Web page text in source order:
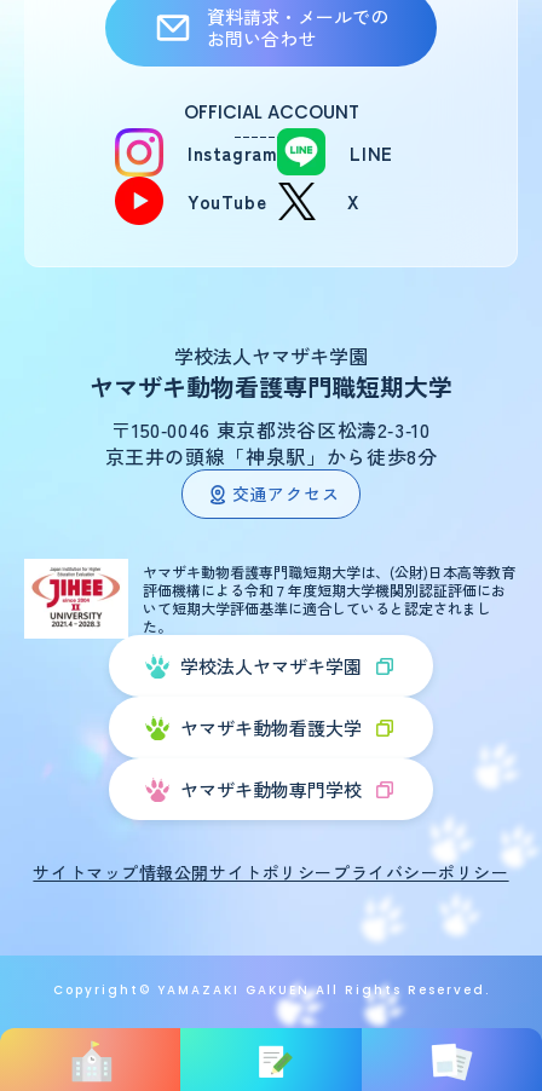
資料請求・メールでの
お問い合わせ
OFFICIAL ACCOUNT
Instagram
LINE
YouTube
X
学校法人ヤマザキ学園
ヤマザキ動物看護専門職短期大学
〒150‑0046 東京都渋谷区松濤2‑3‑10
京王井の頭線「神泉駅」から徒歩8分
交通アクセス
ヤマザキ動物看護専門職短期大学は、(公財)日本高等教育
評価機構による令和７年度短期大学機関別認証評価にお
いて短期大学評価基準に適合していると認定されまし
た。
学校法人ヤマザキ学園
ヤマザキ動物看護大学
ヤマザキ動物専門学校
サイトマップ情報公開サイトポリシー プライバシーポリシー
Copyright© YAMAZAKI GAKUEN All Rights Reserved.